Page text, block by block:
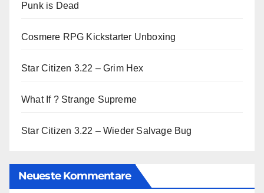
Punk is Dead
Cosmere RPG Kickstarter Unboxing
Star Citizen 3.22 – Grim Hex
What If ? Strange Supreme
Star Citizen 3.22 – Wieder Salvage Bug
Neueste Kommentare